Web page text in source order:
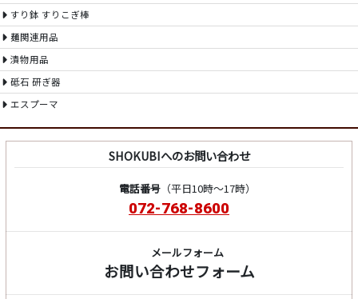
すり鉢 すりこぎ棒
麺関連用品
漬物用品
砥石 研ぎ器
エスプーマ
SHOKUBIへのお問い合わせ
電話番号（平日10時～17時）
072-768-8600
メールフォーム
お問い合わせフォーム